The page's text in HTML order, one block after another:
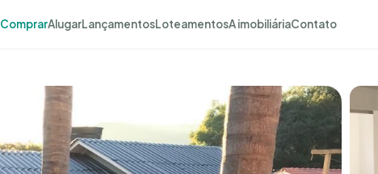
ComprarAlugarLançamentosLoteamentosA imobiliáriaContato